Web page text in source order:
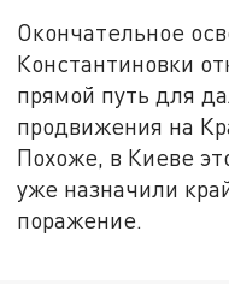
Окончательное
Константиновки
прямой путь для
продвижения на
Похоже, в Киеве
уже назначили
поражение.